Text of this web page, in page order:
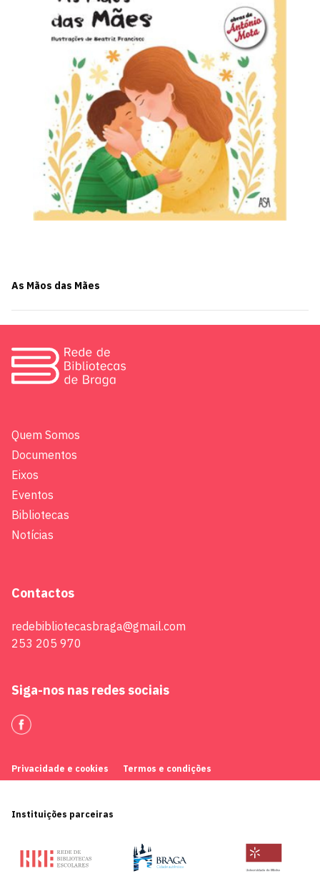
As Mãos das Mães
Quem Somos
Documentos
Eixos
Eventos
Bibliotecas
Notícias
Contactos
redebibliotecasbraga@gmail.com
253 205 970
Siga-nos nas redes sociais
Privacidade e cookies Termos e condições
Instituições parceiras